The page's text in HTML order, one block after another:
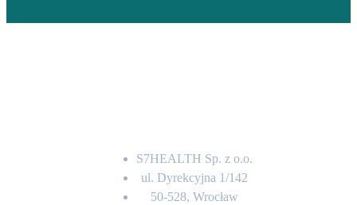
S7HEALTH Sp. z o.o.
ul. Dyrekcyjna 1/142
50-528, Wrocław